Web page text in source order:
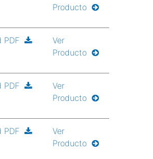
Producto
PDF
Ver
Producto
PDF
Ver
Producto
PDF
Ver
Producto